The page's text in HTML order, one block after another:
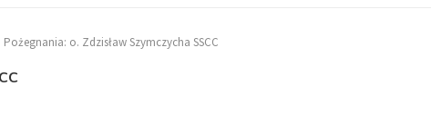
Pożegnania: o. Zdzisław Szymczycha SSCC